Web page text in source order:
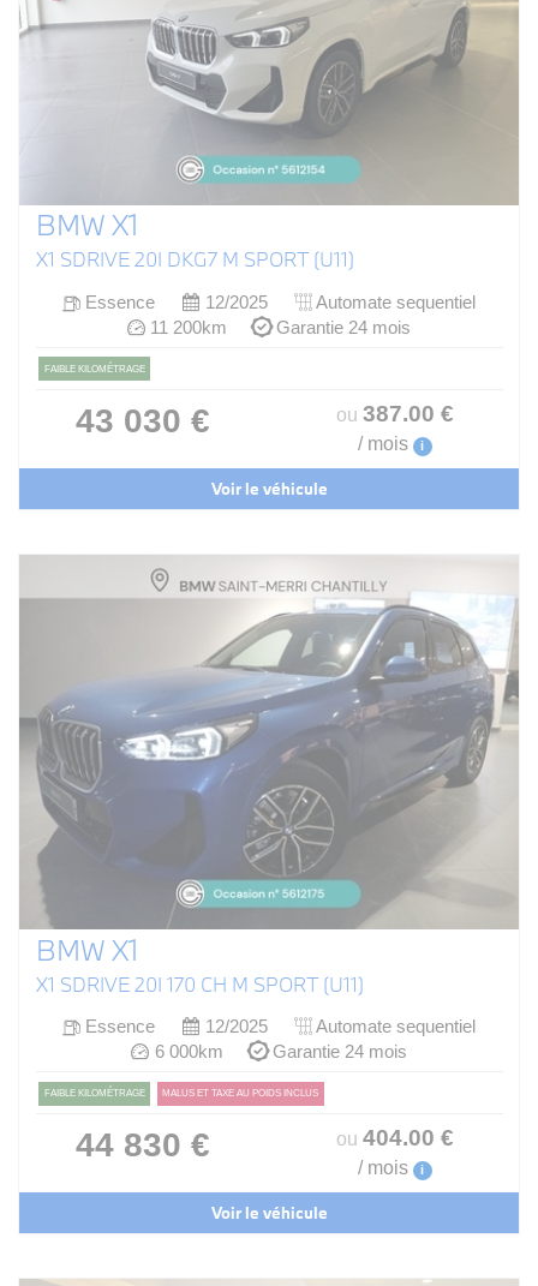
BMW X1
X1 SDRIVE 20I DKG7 M SPORT (U11)
Essence 12/2025
Automate sequentiel
11 200km
Garantie 24 mois
FAIBLE KILOMÉTRAGE
43 030 € ou 387.00 €
/ mois i
Voir le véhicule
BMW X1
X1 SDRIVE 20I 170 CH M SPORT (U11)
Essence 12/2025
Automate sequentiel
6 000km
Garantie 24 mois
FAIBLE KILOMÉTRAGE MALUS ET TAXE AU POIDS INCLUS
44 830 € ou 404.00 €
/ mois i
Voir le véhicule